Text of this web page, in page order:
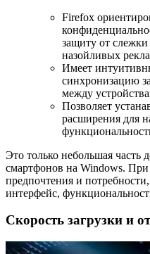
Firefox
защиту от
назойливых
Имеет
синхронизацию
между
Позволяет
расширения для
Это только небольшая часть
смартфонов на Windows. При
предпочтения и
интерфейс,
Скорость загрузки и